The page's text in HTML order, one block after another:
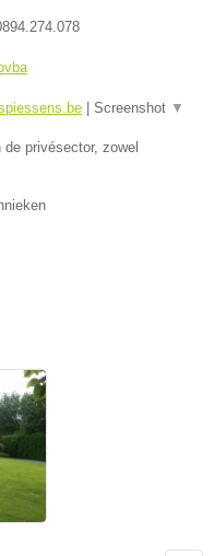
Screenshot ▼
privésector, zowel